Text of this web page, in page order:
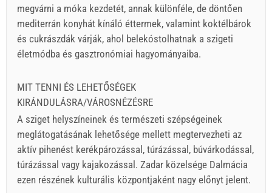
megvárni a móka kezdetét, annak különféle, de döntően
mediterrán konyhát kínáló éttermek, valamint koktélbárok
és cukrászdák várják, ahol belekóstolhatnak a szigeti
életmódba és gasztronómiai hagyományaiba.
MIT TENNI ÉS LEHETŐSÉGEK
KIRÁNDULÁSRA/VÁROSNÉZÉSRE
A sziget helyszíneinek és természeti szépségeinek
meglátogatásának lehetősége mellett megtervezheti az
aktív pihenést kerékpározással, túrázással, búvárkodással,
túrázással vagy kajakozással. Zadar közelsége Dalmácia
ezen részének kulturális központjaként nagy előnyt jelent.